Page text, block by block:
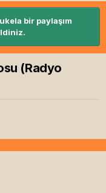
bir paylaşım
(Radyo